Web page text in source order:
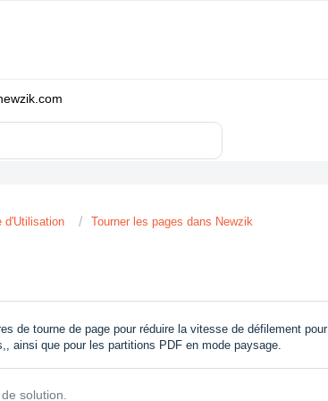
d'Utilisation Tourner les pages dans Newzik
de tourne de page pour réduire la vitesse de défilement pour
ainsi que pour les partitions PDF en mode paysage.
solution.